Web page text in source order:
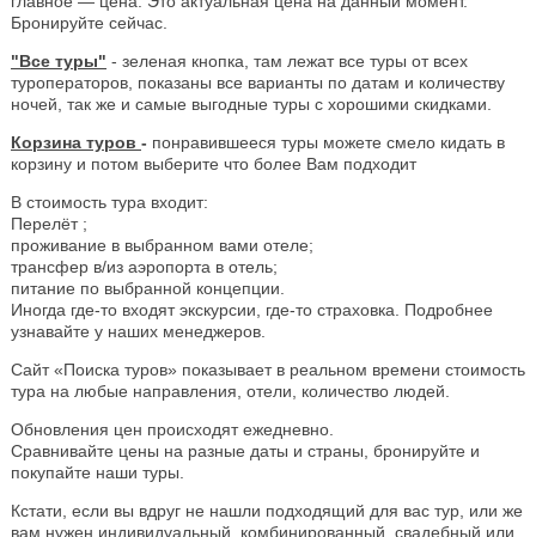
Бронируйте сейчас.
"Все туры" - зеленая кнопка, там лежат все туры от всех
туроператоров, показаны все варианты по датам и количеству
ночей, так же и самые выгодные туры с хорошими скидками.
Корзина туров - понравившееся туры можете смело кидать в
корзину и потом выберите что более Вам подходит
В стоимость тура входит:
Перелёт ;
проживание в выбранном вами отеле;
трансфер в/из аэропорта в отель;
питание по выбранной концепции.
Иногда где-то входят экскурсии, где-то страховка. Подробнее
узнавайте у наших менеджеров.
Сайт «Поиска туров» показывает в реальном времени стоимость
тура на любые направления, отели, количество людей.
Обновления цен происходят ежедневно.
Сравнивайте цены на разные даты и страны, бронируйте и
покупайте наши туры.
Кстати, если вы вдруг не нашли подходящий для вас тур, или же
вам нужен индивидуальный, комбинированный, свадебный или